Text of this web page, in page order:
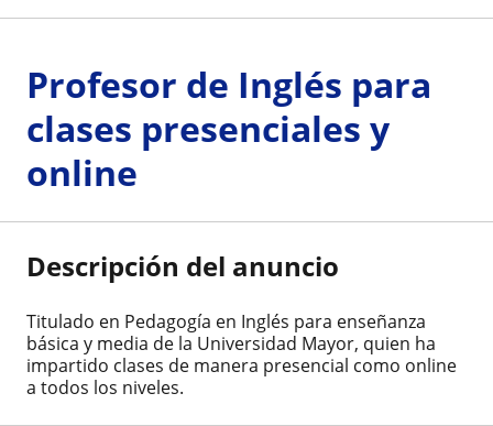
Profesor de Inglés para
clases presenciales y
online
Descripción del anuncio
Titulado en Pedagogía en Inglés para enseñanza
básica y media de la Universidad Mayor, quien ha
impartido clases de manera presencial como online
a todos los niveles.